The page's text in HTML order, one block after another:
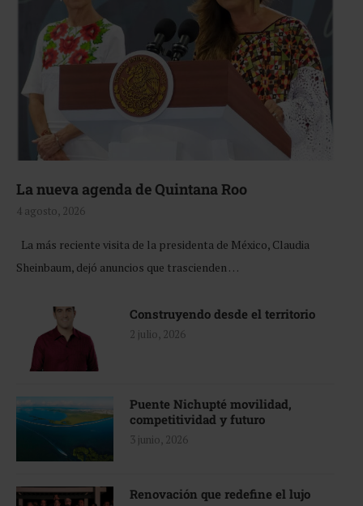
La nueva agenda de Quintana Roo
4 agosto, 2026
La más reciente visita de la presidenta de México, Claudia
Sheinbaum, dejó anuncios que trascienden …
Construyendo desde el territorio
2 julio, 2026
Puente Nichupté movilidad,
competitividad y futuro
3 junio, 2026
Renovación que redefine el lujo